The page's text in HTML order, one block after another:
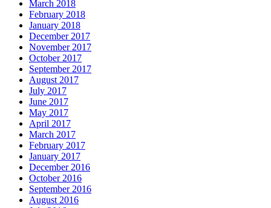
March 2018
February 2018
January 2018
December 2017
November 2017
October 2017
September 2017
August 2017
July 2017
June 2017
May 2017
April 2017
March 2017
February 2017
January 2017
December 2016
October 2016
September 2016
August 2016